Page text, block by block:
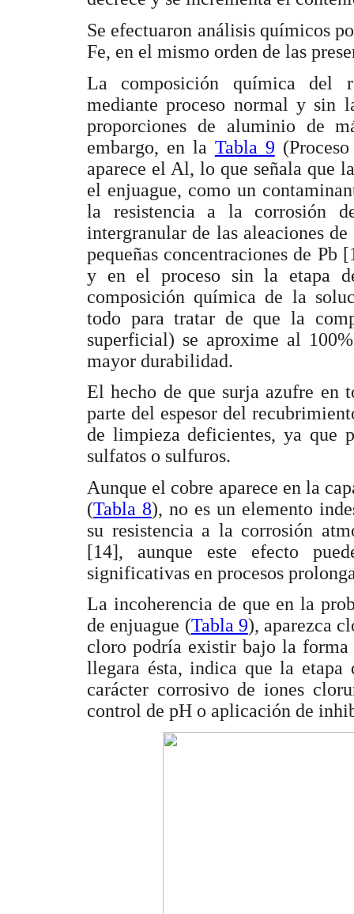
Se efectuaron análisis químicos
Fe, en el mismo orden de las
La composición química del
mediante proceso normal y sin
proporciones de aluminio de
embargo, en la Tabla 9
aparece el Al, lo que señala que
el enjuague, como un
la resistencia a la corrosión
intergranular de las aleaciones
pequeñas concentraciones de Pb
y en el proceso sin la etapa
composición química de la
todo para tratar de que la
superficial) se aproxime al
mayor durabilidad.
El hecho de que surja azufre en
parte del espesor del
de limpieza deficientes, ya que
sulfatos o sulfuros.
Aunque el cobre aparece en la
(Tabla 8), no es un elemento
su resistencia a la corrosión
[14], aunque este efecto
significativas en procesos
La incoherencia de que en la
de enjuague (Tabla 9), aparezca
cloro podría existir bajo la
llegara ésta, indica que la etapa
carácter corrosivo de iones
control de pH o aplicación de